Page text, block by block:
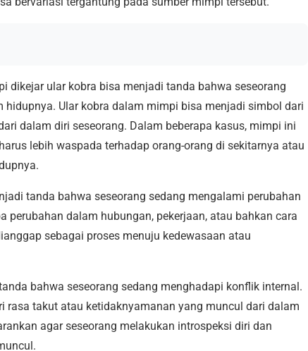
dikejar ular kobra bisa menjadi tanda bahwa seseorang
Ular kobra dalam mimpi bisa menjadi simbol dari
dalam diri seseorang. Dalam beberapa kasus, mimpi ini
lebih waspada terhadap orang-orang di sekitarnya atau
tanda bahwa seseorang sedang mengalami perubahan
perubahan dalam hubungan, pekerjaan, atau bahkan cara
sebagai proses menuju kedewasaan atau
bahwa seseorang sedang menghadapi konflik internal.
takut atau ketidaknyamanan yang muncul dari dalam
agar seseorang melakukan introspeksi diri dan